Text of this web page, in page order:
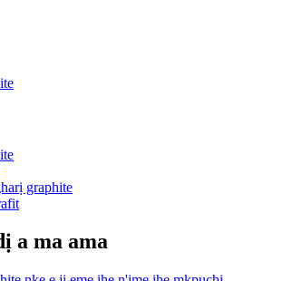
graphite
a ma ama